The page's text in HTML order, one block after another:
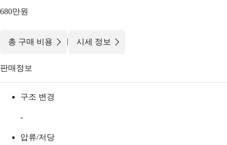
680만원
총 구매 비용 | 시세 정보
판매정보
구조 변경
-
압류/저당